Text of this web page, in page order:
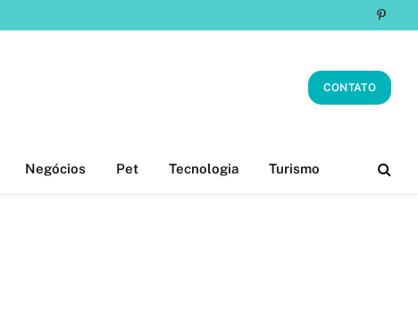
CONTATO
Negócios Pet Tecnologia Turismo